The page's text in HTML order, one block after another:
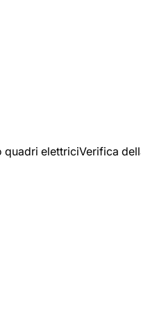
quadri elettriciVerifica